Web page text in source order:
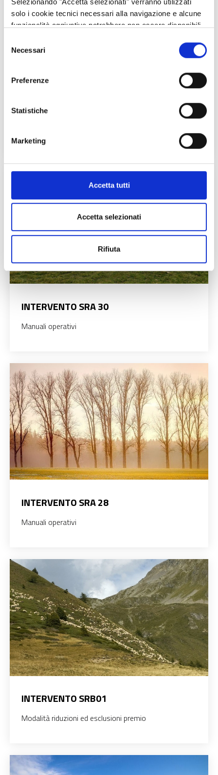
Selezionando "Accetta selezionati" verranno utilizzati
solo i cookie tecnici necessari alla navigazione e alcune
funzionalità aggiuntive potrebbero non essere disponibili.
delNecessari
Preferenze
Statistiche
Marketing
Accetta tutti
Accetta selezionati
Rifiuta
INTERVENTO SRB01
INTERVENTO SRA 30
Manuali operativi
INTERVENTO SRA 28
Manuali operativi
INTERVENTO SRB01
Modalità riduzioni ed esclusioni premio